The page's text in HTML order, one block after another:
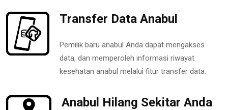
Transfer Data Anabul
Pemilik baru anabul Anda dapat mengakses
data, dan memperoleh informasi riwayat
kesehatan anabul melalui fitur transfer data.
Anabul Hilang Sekitar Anda